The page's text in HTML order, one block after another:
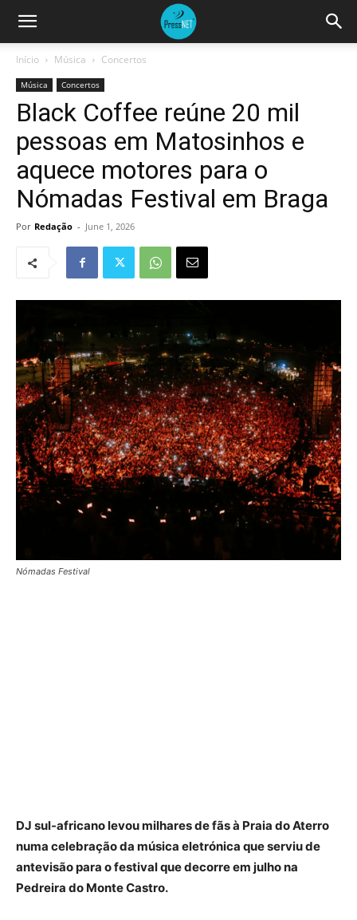
Início Música Concertos
Música Concertos
Black Coffee reúne 20 mil
pessoas em Matosinhos e
aquece motores para o
Nómadas Festival em Braga
Por Redação - June 1, 2026
Nómadas Festival
DJ sul-africano levou milhares de fãs à Praia do Aterro
numa celebração da música eletrónica que serviu de
antevisão para o festival que decorre em julho na
Pedreira do Monte Castro.